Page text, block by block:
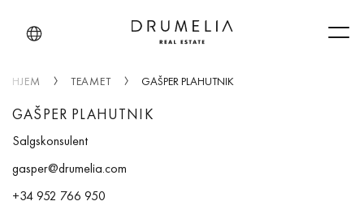
HJEM TEAMET GAŠPER PLAHUTNIK
GAŠPER PLAHUTNIK
Salgskonsulent
gasper@drumelia.com
+34 952 766 950